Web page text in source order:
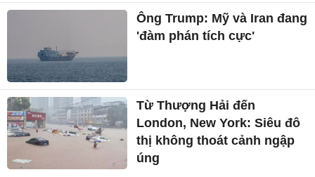
Ông Trump: Mỹ và Iran đang
'đàm phán tích cực'
Từ Thượng Hải đến
London, New York: Siêu đô
thị không thoát cảnh ngập
úng